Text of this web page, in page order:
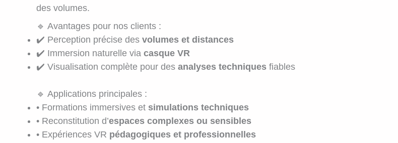
des volumes.
🔹 Avantages pour nos clients :
✔️ Perception précise des volumes et distances
✔️ Immersion naturelle via casque VR
✔️ Visualisation complète pour des analyses techniques fiables
🔹 Applications principales :
• Formations immersives et simulations techniques
• Reconstitution d’espaces complexes ou sensibles
• Expériences VR pédagogiques et professionnelles